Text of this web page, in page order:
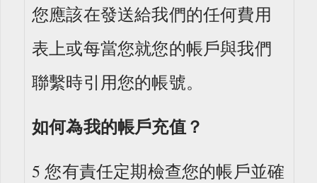
您應該在發送給我們的任何費用
表上或每當您就您的帳戶與我們
聯繫時引用您的帳號。
如何為我的帳戶充值？
5 您有責任定期檢查您的帳戶並確